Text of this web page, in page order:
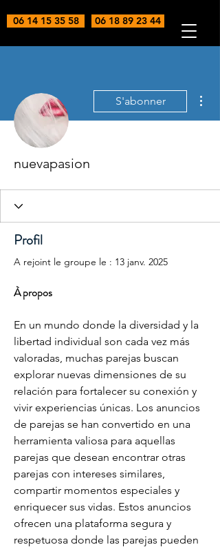
06 14 15 35 58 06 18 89 23 44
S'abonner
nuevapasion
Profil
A rejoint le groupe le : 13 janv. 2025
À propos
En un mundo donde la diversidad y la
libertad individual son cada vez más
valoradas, muchas parejas buscan
explorar nuevas dimensiones de su
relación para fortalecer su conexión y
vivir experiencias únicas. Los anuncios
de parejas se han convertido en una
herramienta valiosa para aquellas
parejas que desean encontrar otras
parejas con intereses similares,
compartir momentos especiales y
enriquecer sus vidas. Estos anuncios
ofrecen una plataforma segura y
respetuosa donde las parejas pueden